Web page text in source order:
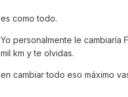
es como todo.
Yo personalmente le cambiaría
mil km y te olvidas.
en cambiar todo eso máximo